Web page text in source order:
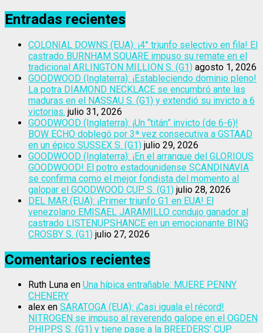
Entradas recientes
COLONIAL DOWNS (EUA): ¡4° triunfo selectivo en fila! El
castrado BURNHAM SQUARE impuso su remate en el
tradicional ARLINGTON MILLION S. (G1) agosto 1, 2026
GOODWOOD (Inglaterra): ¡Estableciendo dominio pleno!
La potra DIAMOND NECKLACE se encumbró ante las
maduras en el NASSAU S. (G1) y extendió su invicto a 6
victorias. julio 31, 2026
GOODWOOD (Inglaterra): ¡Un “titán” invicto (de 6-6)!
BOW ECHO doblegó por 3ª vez consecutiva a GSTAAD
en un épico SUSSEX S. (G1) julio 29, 2026
GOODWOOD (Inglaterra): ¡En el arranque del GLORIOUS
GOODWOOD! El potro estadounidense SCANDINAVIA
se confirma como el mejor fondista del momento al
galopar el GOODWOOD CUP S. (G1) julio 28, 2026
DEL MAR (EUA): ¡Primer triunfo G1 en EUA! El
venezolano EMISAEL JARAMILLO condujo ganador al
castrado LISTENUPSHANCE en un emocionante BING
CROSBY S. (G1) julio 27, 2026
Comentarios recientes
Ruth Luna en Una hípica entrañable: MUERE PENNY
CHENERY
alex en SARATOGA (EUA): ¡Casi iguala el récord!
NITROGEN se impuso al reverendo galope en el OGDEN
PHIPPS S. (G1) y tiene pase a la BREEDERS’ CUP